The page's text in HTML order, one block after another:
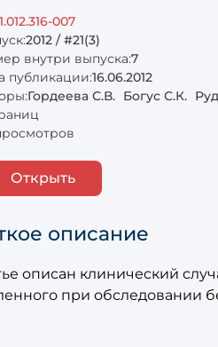
007
2012 / #21(3)
внутри выпуска:7
публикации:16.06.2012
Гордеева С.В. Богус С.К.
Открыть
описание
описан клинический
при обследовании